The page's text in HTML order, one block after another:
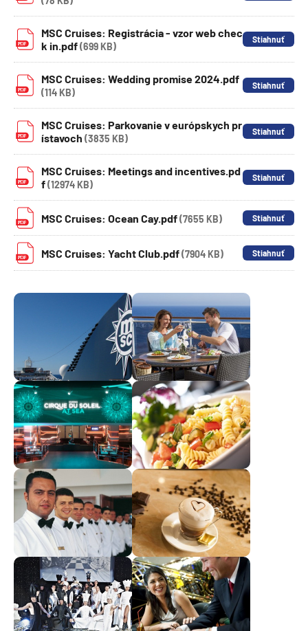
MSC Cruises: Registrácia - vzor web chec
k in.pdf(699 KB)
MSC Cruises: Wedding promise 2024.pdf
(114 KB)
MSC Cruises: Parkovanie v európskych pr
ístavoch (3835 KB)
MSC Cruises: Meetings and incentives.pd
f(12974 KB)
MSC Cruises: Ocean Cay.pdf(7655 KB)
MSC Cruises: Yacht Club.pdf(7904 KB)